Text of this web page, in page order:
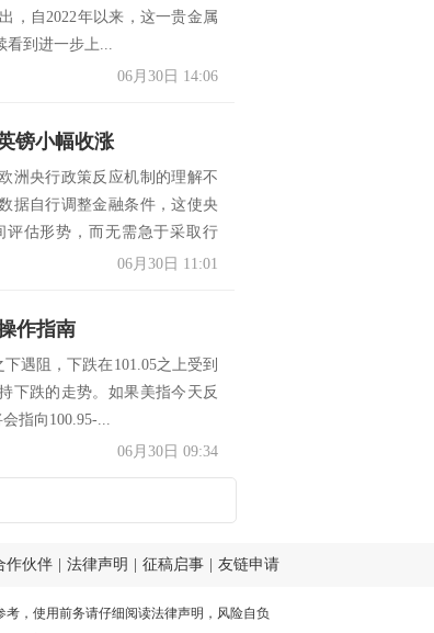
，自2022年以来，这一贵金属
看到进一步上...
06月30日 14:06
镑小幅收涨
洲央行政策反应机制的理解不
据自行调整金融条件，这使央
估形势，而无需急于采取行
06月30日 11:01
操作指南
遇阻，下跌在101.05之上受到
下跌的走势。如果美指今天反
指向100.95-...
06月30日 09:34
作伙伴 法律声明 征稿启事 友链申请
考，使用前务请仔细阅读法律声明 ，风险自负